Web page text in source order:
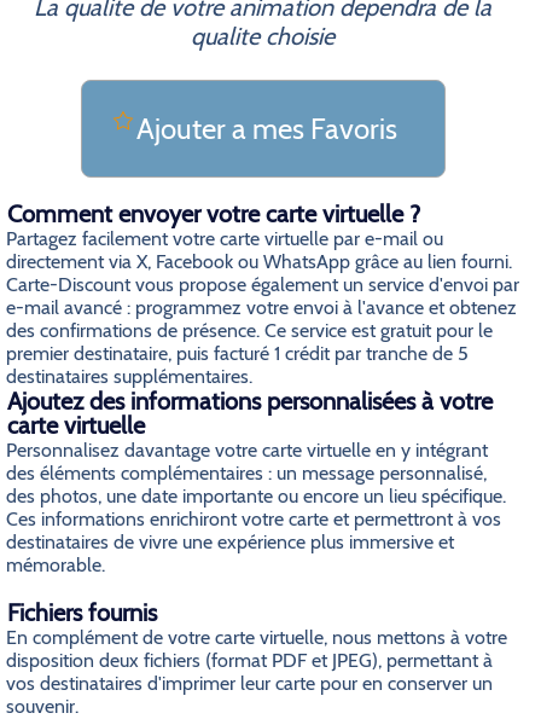
La qualite de votre animation dependra de la
qualite choisie
Ajouter a mes Favoris
Comment envoyer votre carte virtuelle ?
Partagez facilement votre carte virtuelle par e-mail ou
directement via X, Facebook ou WhatsApp grâce au lien fourni.
Carte-Discount vous propose également un service d'envoi par
e-mail avancé : programmez votre envoi à l'avance et obtenez
des confirmations de présence. Ce service est gratuit pour le
premier destinataire, puis facturé 1 crédit par tranche de 5
destinataires supplémentaires.
Ajoutez des informations personnalisées à votre
carte virtuelle
Personnalisez davantage votre carte virtuelle en y intégrant
des éléments complémentaires : un message personnalisé,
des photos, une date importante ou encore un lieu spécifique.
Ces informations enrichiront votre carte et permettront à vos
destinataires de vivre une expérience plus immersive et
mémorable.
Fichiers fournis
En complément de votre carte virtuelle, nous mettons à votre
disposition deux fichiers (format PDF et JPEG), permettant à
vos destinataires d'imprimer leur carte pour en conserver un
souvenir.